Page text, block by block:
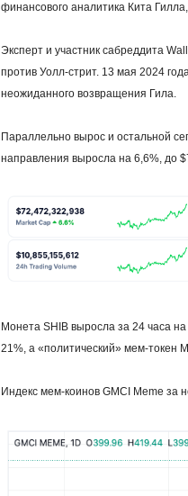
финансового аналитика Кита
Эксперт и участник сабреддита
против Уолл-стрит. 13 мая 2024
неожиданного возвращения Гила.
Параллельно вырос и остальной
направления выросла на 6,6%, до
Монета SHIB выросла за 24 часа на
21%, а «политический» мем-токен
Индекс мем-коинов GMCI Meme за